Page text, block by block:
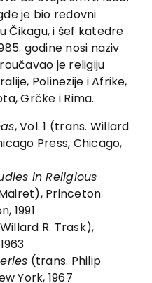
je bio redovni
Čikagu, i šef katedre
godine nosi naziv
je religiju
Polinezije i Afrike,
Grčke i Rima.
, Vol. 1 (trans. Willard
Press, Chicago,
in Religious
Princeton
1991
R. Trask),
(trans. Philip
York, 1967